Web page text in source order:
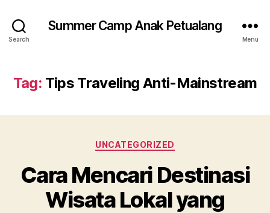
Search
Summer Camp Anak Petualang
Menu
Tag: Tips Traveling Anti-Mainstream
Categories
UNCATEGORIZED
Cara Mencari Destinasi
Wisata Lokal yang